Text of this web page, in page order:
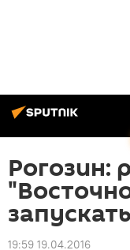
Рогозин:
19:59 19.04.2016